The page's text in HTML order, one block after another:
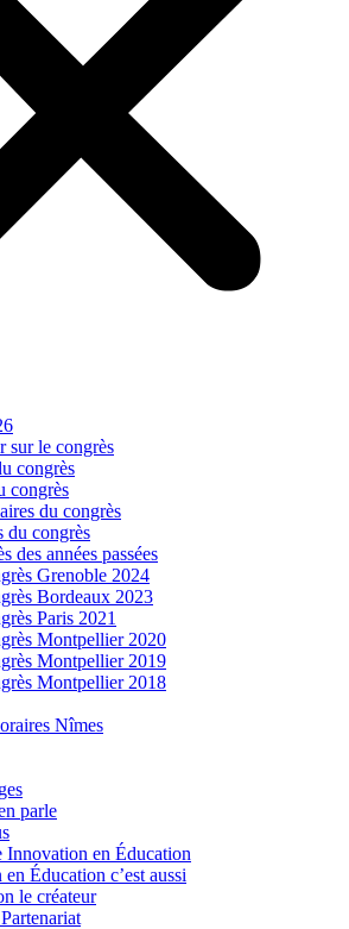
sur le congrès
congrès
congrès
du congrès
du congrès
des années passées
Grenoble 2024
Bordeaux 2023
Paris 2021
Montpellier 2020
Montpellier 2019
Montpellier 2018
Nîmes
parle
Innovation en Éducation
Éducation c’est aussi
le créateur